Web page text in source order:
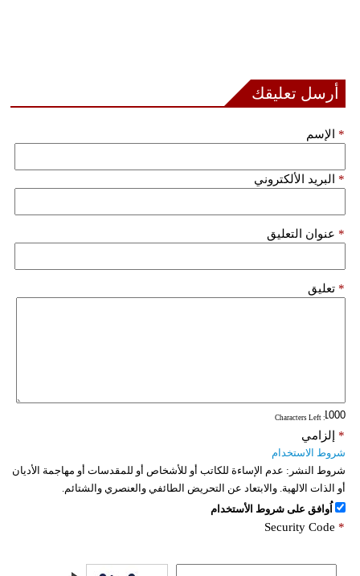
أرسل تعليقك
الإسم *
البريد الألكتروني *
عنوان التعليق *
تعليق *
: Characters Left
إلزامي *
شروط الاستخدام
شروط النشر: عدم الإساءة للكاتب أو للأشخاص أو للمقدسات أو مهاجمة الأديان
أو الذات الالهية. والابتعاد عن التحريض الطائفي والعنصري والشتائم.
اُوافق على شروط الأستخدام
Security Code *